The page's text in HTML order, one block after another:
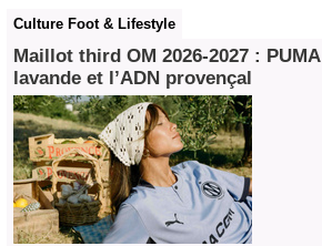
Culture Foot & Lifestyle
Maillot third OM 2026‑2027 :
lavande et l’ADN provençal